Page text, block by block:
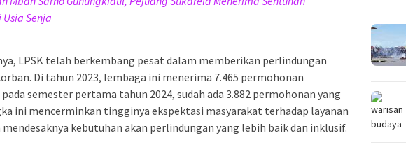
Senja
LPSK telah berkembang pesat dalam memberikan perlindungan
Di tahun 2023, lembaga ini menerima 7.465 permohonan
semester pertama tahun 2024, sudah ada 3.882 permohonan yang
ini mencerminkan tingginya ekspektasi masyarakat terhadap layanan
mendesaknya kebutuhan akan perlindungan yang lebih baik dan inklusif.